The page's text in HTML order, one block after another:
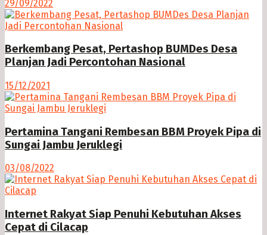
29/09/2022
Berkembang Pesat, Pertashop BUMDes Desa
Planjan Jadi Percontohan Nasional
15/12/2021
Pertamina Tangani Rembesan BBM Proyek Pipa di
Sungai Jambu Jeruklegi
03/08/2022
Internet Rakyat Siap Penuhi Kebutuhan Akses
Cepat di Cilacap